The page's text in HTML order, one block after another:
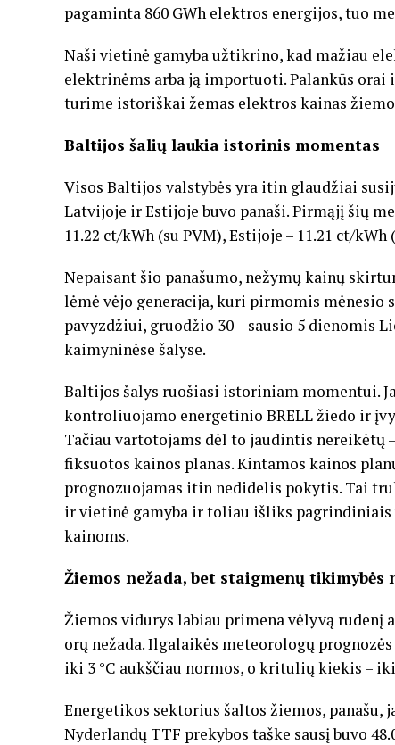
pagaminta 860 GWh elektros energijos, tuo
Naši vietinė gamyba užtikrino, kad mažiau
elektrinėms arba ją importuoti. Palankūs orai
turime istoriškai žemas elektros kainas
Baltijos šalių laukia istorinis momentas
Visos Baltijos valstybės yra itin glaudžiai
Latvijoje ir Estijoje buvo panaši. Pirmąjį šių
11.22 ct/kWh (su PVM), Estijoje – 11.21 ct/kWh
Nepaisant šio panašumo, nežymų kainų
lėmė vėjo generacija, kuri pirmomis mėnesio
pavyzdžiui, gruodžio 30 – sausio 5 dienomis
kaimyninėse šalyse.
Baltijos šalys ruošiasi istoriniam momentui.
kontroliuojamo energetinio BRELL žiedo ir
Tačiau vartotojams dėl to jaudintis nereikėtų
fiksuotos kainos planas. Kintamos kainos
prognozuojamas itin nedidelis pokytis. Tai
ir vietinė gamyba ir toliau išliks
kainoms.
Žiemos nežada, bet staigmenų tikimybės
Žiemos vidurys labiau primena vėlyvą rudenį
orų nežada. Ilgalaikės meteorologų
iki 3 °C aukščiau normos, o kritulių kiekis –
Energetikos sektorius šaltos žiemos,
Nyderlandų TTF prekybos taške sausį buvo